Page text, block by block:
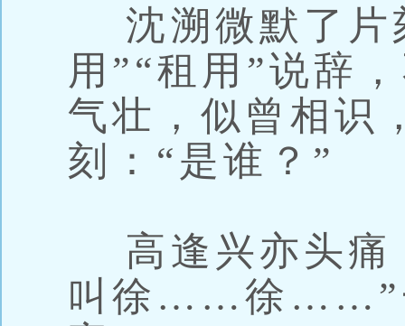
沈溯微默了片
用”“租用”说辞
气壮，似曾相识
刻：“是谁？”
高逢兴亦头痛
叫徐……徐……”